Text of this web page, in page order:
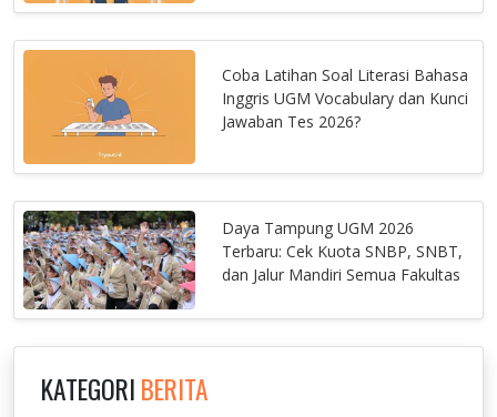
Coba Latihan Soal Literasi Bahasa
Inggris UGM Vocabulary dan Kunci
Jawaban Tes 2026?
Daya Tampung UGM 2026
Terbaru: Cek Kuota SNBP, SNBT,
dan Jalur Mandiri Semua Fakultas
KATEGORI BERITA